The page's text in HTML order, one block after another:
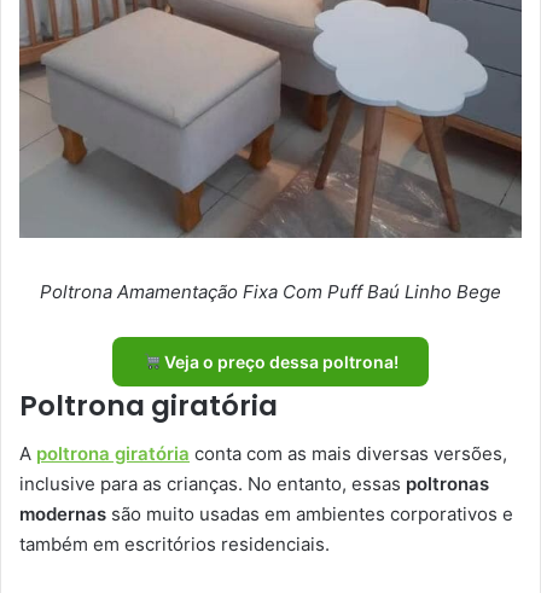
Poltrona Amamentação Fixa Com Puff Baú Linho Bege
Veja o preço dessa poltrona!
Poltrona giratória
A poltrona giratória conta com as mais diversas versões,
inclusive para as crianças. No entanto, essas poltronas
modernas são muito usadas em ambientes corporativos e
também em escritórios residenciais.